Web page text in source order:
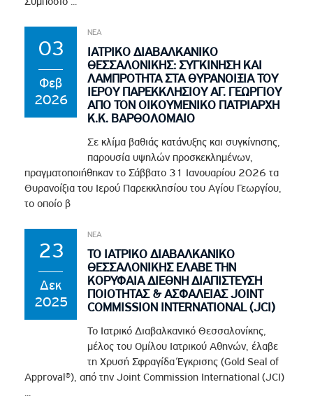
03
Φεβ
2026
ΝΕΑ
ΙΑΤΡΙΚΟ ΔΙΑΒΑΛΚΑΝΙΚΟ
ΘΕΣΣΑΛΟΝΙΚΗΣ: ΣΥΓΚΙΝΗΣΗ ΚΑΙ
ΛΑΜΠΡΟΤΗΤΑ ΣΤΑ ΘΥΡΑΝΟΙΞΙΑ ΤΟΥ
ΙΕΡΟΥ ΠΑΡΕΚΚΛΗΣΙΟΥ ΑΓ. ΓΕΩΡΓΙΟΥ
ΑΠΟ ΤΟΝ ΟΙΚΟΥΜΕΝΙΚΟ ΠΑΤΡΙΑΡΧΗ
Κ.Κ. ΒΑΡΘΟΛΟΜΑΙΟ
Σε κλίμα βαθιάς κατάνυξης και συγκίνησης,
παρουσία υψηλών προσκεκλημένων,
πραγματοποιήθηκαν το Σάββατο 31 Ιανουαρίου 2026 τα
Θυρανοίξια του Ιερού Παρεκκλησίου του Αγίου Γεωργίου,
το οποίο β
23
Δεκ
2025
ΝΕΑ
ΤΟ ΙΑΤΡΙΚΟ ΔΙΑΒΑΛΚΑΝΙΚΟ
ΘΕΣΣΑΛΟΝΙΚΗΣ ΕΛΑΒΕ ΤΗΝ
ΚΟΡΥΦΑΙΑ ΔΙΕΘΝΗ ΔΙΑΠΙΣΤΕΥΣΗ
ΠΟΙΟΤΗΤΑΣ & ΑΣΦΑΛΕΙΑΣ JOINT
COMMISSION INTERNATIONAL (JCI)
Το Ιατρικό Διαβαλκανικό Θεσσαλονίκης,
μέλος του Ομίλου Ιατρικού Αθηνών, έλαβε
τη Χρυσή Σφραγίδα Έγκρισης (Gold Seal of
Approval®), από την Joint Commission International (JCI)
...